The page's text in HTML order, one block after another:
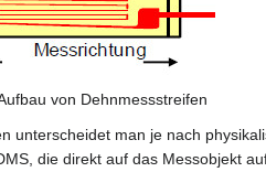
von Dehnmessstreifen
unterscheidet man je nach
die direkt auf das Messobjekt